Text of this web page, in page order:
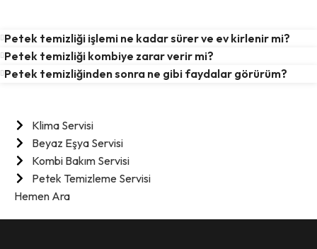
Petek temizliği işlemi ne kadar sürer ve ev kirlenir mi?
Petek temizliği kombiye zarar verir mi?
Petek temizliğinden sonra ne gibi faydalar görürüm?
Klima Servisi
Beyaz Eşya Servisi
Kombi Bakım Servisi
Petek Temizleme Servisi
Hemen Ara